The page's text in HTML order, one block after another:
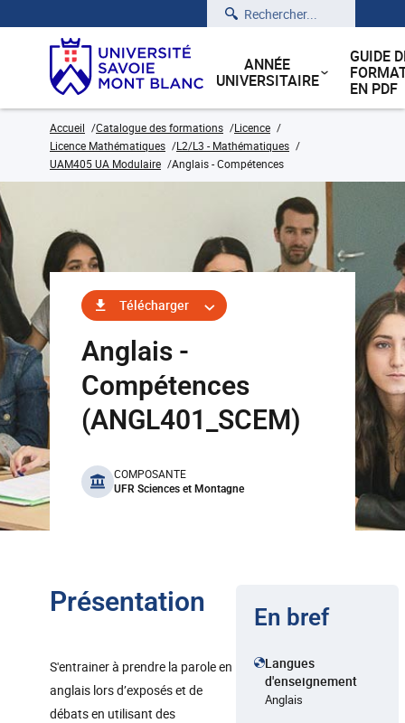
Rechercher
ANNÉE
UNIVERSITAIRE
GUIDE
EN PDF
Accueil Catalogue des formations
Licence
Licence Mathématiques
L2/L3 - Mathématiques
UAM405 UA Modulaire
Anglais - Compétences
Télécharger
Anglais -
Compétences
(ANGL401_SCEM)
benefits
COMPOSANTE
UFR Sciences et Montagne
Présentation
S'entrainer à prendre la parole en
anglais lors d’exposés et de
débats en utilisant des
En bref
Langues
d'enseignement
Anglais